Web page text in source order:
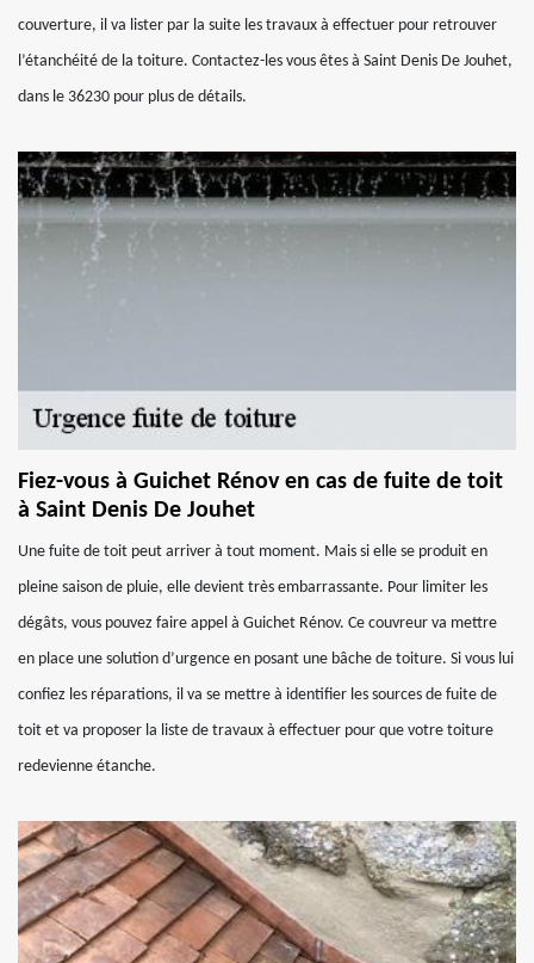
couverture, il va lister par la suite les travaux à effectuer pour retrouver
l’étanchéité de la toiture. Contactez-les vous êtes à Saint Denis De Jouhet,
dans le 36230 pour plus de détails.
Fiez-vous à Guichet Rénov en cas de fuite de toit
à Saint Denis De Jouhet
Une fuite de toit peut arriver à tout moment. Mais si elle se produit en
pleine saison de pluie, elle devient très embarrassante. Pour limiter les
dégâts, vous pouvez faire appel à Guichet Rénov. Ce couvreur va mettre
en place une solution d’urgence en posant une bâche de toiture. Si vous lui
confiez les réparations, il va se mettre à identifier les sources de fuite de
toit et va proposer la liste de travaux à effectuer pour que votre toiture
redevienne étanche.